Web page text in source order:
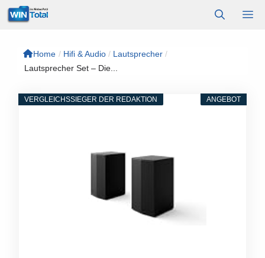
Zum
Inhalt
Home / Hifi & Audio / Lautsprecher /
Lautsprecher Set – Die...
ANGEBOT
VERGLEICHSSIEGER DER REDAKTION